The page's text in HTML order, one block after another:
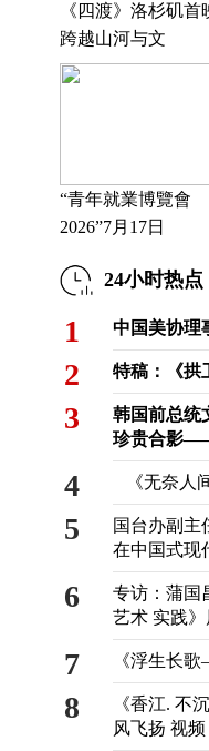
《四渡》洛杉矶首
跨越山河与文
“青年就業博覽會
2026”7月17日
24小时热点
1 中国美协理
2 特稿：《拱
3
韩国前总统
珍贵合影
4 《无奈人
5
国台办副主
在中国式现
6
专访：蒲
艺术 实践》
7 《浮生长
8
《香江. 不
风飞扬 视